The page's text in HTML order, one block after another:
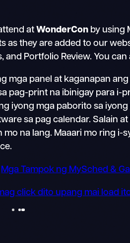
atWonderCon by using
as they are added to our
Portfolio Review. You
mga panel at kaganapan
pag-print na ibinigay para i-
iyong mga paborito sa
sa pag calendar. Salain
na lang. Maaari mo ring
Mga Tampok ng MySched &
click dito upang mai load